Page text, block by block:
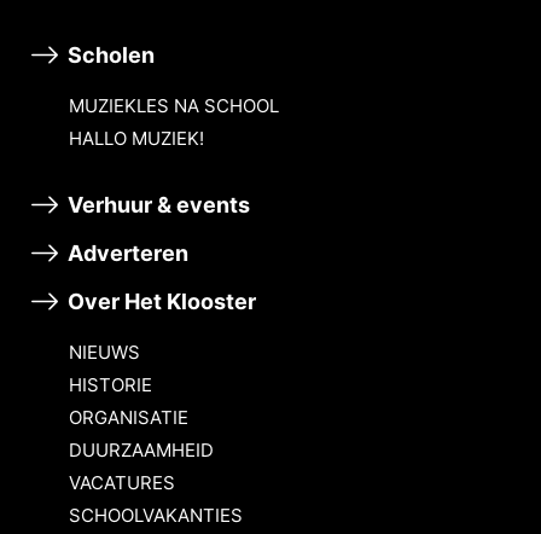
Scholen
MUZIEKLES NA SCHOOL
HALLO MUZIEK!
Verhuur & events
Adverteren
Over Het Klooster
NIEUWS
HISTORIE
ORGANISATIE
DUURZAAMHEID
VACATURES
SCHOOLVAKANTIES